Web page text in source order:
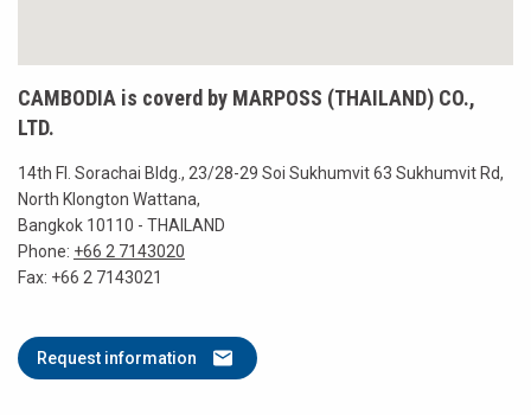
CAMBODIA is coverd by MARPOSS (THAILAND) CO.,
LTD.
14th Fl. Sorachai Bldg., 23/28-29 Soi Sukhumvit 63 Sukhumvit Rd,
North Klongton Wattana,
Bangkok 10110 - THAILAND
Phone: +66 2 7143020
Fax: +66 2 7143021
Request information
Click here!